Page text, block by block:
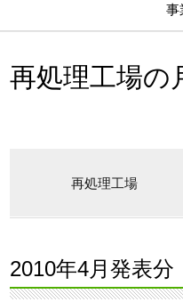
事
再処理工場の
再処理工場
2010年4月発表分